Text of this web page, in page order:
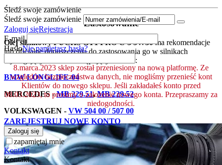
Zastosowanie
Olej silnikowy FUCHS GT1 PRO C-3 5W30ma rekomendacje
lub oficjalne dopuszczenia do zastosowania go w silnikach
wymagających m. in. następujących norm:
BMW LONGLIFE-04
MERCEDES -MB 229.51,MB 229.52
VOLKSWAGEN - VW 504 00 / 507 00
Śledź swoje zamówienie
Śledź swoje zamówienie
Zaloguj sięRejestracja
E-mail
HasłoNie pamiętasz hasła?
8.marca.2023 sklep został przeniesiony na nową platformę. Ze
względów bezpieczeństwa danych, nie mogliśmy przenieść kont
Klientów do nowego sklepu. Jeśli zakładałeś konto przed
08.03.2023, to prosimy o założenie nowego konta. Przepraszamy za
niedogodności.
ZAREJESTRUJ NOWE KONTO
Zaloguj się
zapamiętaj mnie
Kontakt
Kontakt